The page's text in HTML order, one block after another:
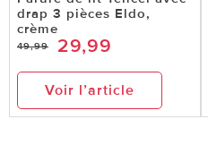
drap 3 pièces Eldo,
crème
49,99 29,99
Voir l’article